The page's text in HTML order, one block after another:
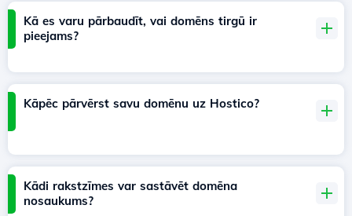
Kā es varu pārbaudīt, vai domēns tirgū ir
pieejams?
Kāpēc pārvērst savu domēnu uz Hostico?
Kādi rakstzīmes var sastāvēt domēna
nosaukums?